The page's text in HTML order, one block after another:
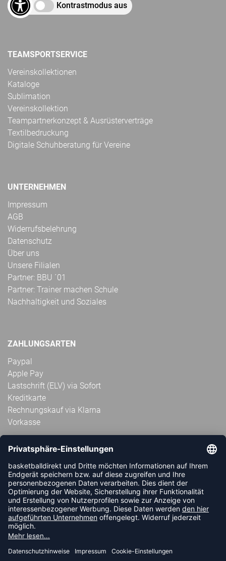
Kontrastmodus aus
TEAMSPORTSERVICE
Vereinskollektionen
Kataloge
Sublimation
Vereinskollektion
Teampartnerkonzept & Ausrüsterverträge
Textilbedruckung
Digitale Schuhberatung für Vereine
UNTERNEHMEN
Impressum
AGB
Widerrufsbelehrung
Datenschutz
Über uns
Unsere Filialen
Partner: BBU ´01
Partner: Trainer machen Schule
Nachhaltigkeit und Soziales
ZAHLUNGSARTEN
Paypal
Apple Pay
Lastschrift (ELV) via Sofort
Kreditkarte
Rechnungskauf via Klarna
Vorkasse
ABONNIERE JETZT DEN KOSTENLOSEN
HANDBALLDIREKT-NEWSLETTER UND VERPASSE KEINE
NEUIGKEIT ODER AKTION MEHR.
JETZT ANMELDEN